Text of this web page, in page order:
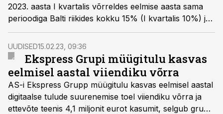
2023. aasta I kvartalis võrreldes eelmise aasta sama
perioodiga Balti riikides kokku 15% (I kvartalis 10%) ja
ulatus märtsi lõpus 161 278-ni.
UUDISED15.02.23, 09:36
Ekspress Grupi müügitulu kasvas
eelmisel aastal viiendiku võrra
AS-i Ekspress Grupp müügitulu kasvas eelmisel aastal
digitaalse tulude suurenemise toel viiendiku võrra ja
ettevõte teenis 4,1 miljonit eurot kasumit, selgub grupi